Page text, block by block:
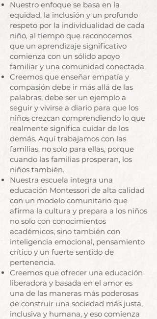
Nuestro enfoque se basa en la
equidad, la inclusión y un profundo
respeto por la individualidad de cada
niño, al tiempo que reconocemos
que un aprendizaje significativo
comienza con un sólido apoyo
familiar y una comunidad conectada.
Creemos que enseñar empatía y
compasión debe ir más allá de las
palabras; debe ser un ejemplo a
seguir y vivirse a diario para que los
niños crezcan comprendiendo lo que
realmente significa cuidar de los
demás. Aquí trabajamos con las
familias, no solo para ellas, porque
cuando las familias prosperan, los
niños también.
Nuestra escuela integra una
educación Montessori de alta calidad
con un modelo comunitario que
afirma la cultura y prepara a los niños
no solo con conocimientos
académicos, sino también con
inteligencia emocional, pensamiento
crítico y un fuerte sentido de
pertenencia.
Creemos que ofrecer una educación
liberadora y basada en el amor es
una de las maneras más poderosas
de construir una sociedad más justa,
inclusiva y humana, y eso comienza